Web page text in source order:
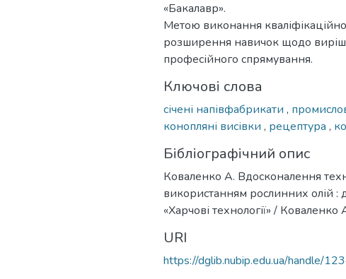
«Бакалавр».
Метою виконання
розширення навичок щодо
професійного спрямування.
Ключові слова
січені напівфабрикати ,
конопляні висівки , рецептура ,
Бібліографічний опис
Коваленко А. Вдосконалення
використанням рослинних олій :
«Харчові технології» /
URI
https://dglib.nubip.edu.ua/handle/